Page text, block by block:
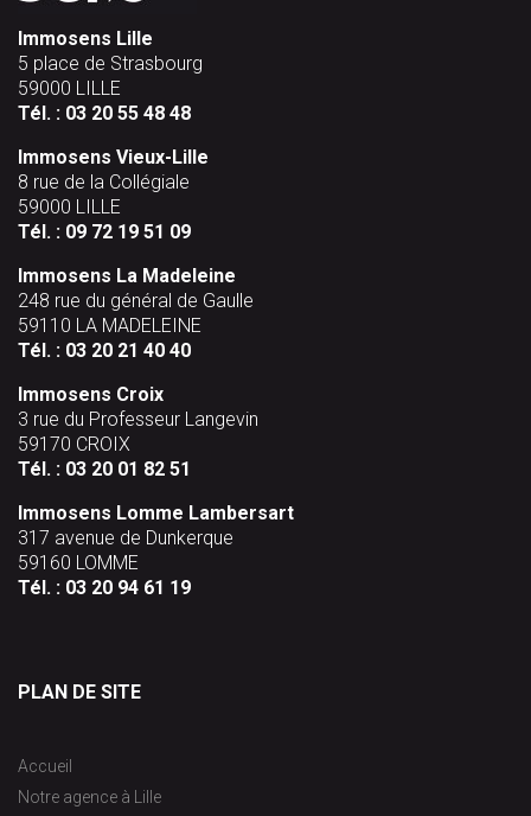
Immosens Lille
5 place de Strasbourg
59000 LILLE
Tél. : 03 20 55 48 48
Immosens Vieux-Lille
8 rue de la Collégiale
59000 LILLE
Tél. : 09 72 19 51 09
Immosens La Madeleine
248 rue du général de Gaulle
59110 LA MADELEINE
Tél. : 03 20 21 40 40
Immosens Croix
3 rue du Professeur Langevin
59170 CROIX
Tél. : 03 20 01 82 51
Immosens Lomme Lambersart
317 avenue de Dunkerque
59160 LOMME
Tél. : 03 20 94 61 19
PLAN DE SITE
Accueil
Notre agence à Lille